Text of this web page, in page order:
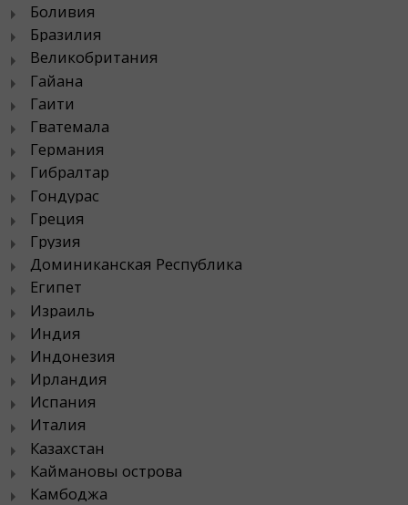
Боливия
Бразилия
Великобритания
Гайана
Гаити
Гватемала
Германия
Гибралтар
Гондурас
Греция
Грузия
Доминиканская Республика
Египет
Израиль
Индия
Индонезия
Ирландия
Испания
Италия
Казахстан
Каймановы острова
Камбоджа